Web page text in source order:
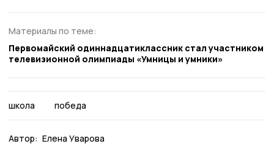
Материалы по теме:
Первомайский одиннадцатиклассник стал участником
телевизионной олимпиады «Умницы и умники»
школа победа
Автор: Елена Уварова